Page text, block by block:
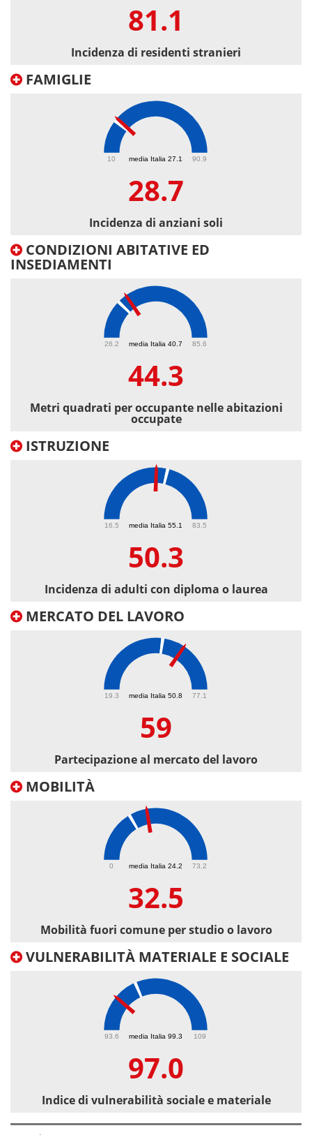
81.1
Incidenza di residenti stranieri
FAMIGLIE
media Italia 27.1
10 90.9
28.7
Incidenza di anziani soli
CONDIZIONI ABITATIVE ED
INSEDIAMENTI
media Italia 40.7
26.2 85.6
44.3
Metri quadrati per occupante nelle abitazioni
occupate
ISTRUZIONE
media Italia 55.1
16.5 83.5
50.3
Incidenza di adulti con diploma o laurea
MERCATO DEL LAVORO
media Italia 50.8
19.3 77.1
59
Partecipazione al mercato del lavoro
MOBILITÀ
media Italia 24.2
0 73.2
32.5
Mobilità fuori comune per studio o lavoro
VULNERABILITÀ MATERIALE E SOCIALE
media Italia 99.3
93.6 109
97.0
Indice di vulnerabilità sociale e materiale